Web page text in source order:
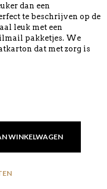
dan een
te beschrijven op de
leuk met een
pakketjes. We
dat met zorg is
WINKELWAGEN